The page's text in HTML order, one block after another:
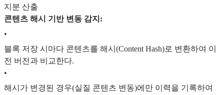
지분 산출
콘텐츠 해시 기반 변동 감지:
•
블록 저장 시마다 콘텐츠를 해시(Content Hash)로 변환하여 이
전 버전과 비교한다.
•
해시가 변경된 경우(실질 콘텐츠 변동)에만 이력을 기록하여